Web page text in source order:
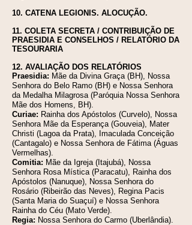
10. CATENA LEGIONIS. ALOCUÇÃO.
11. COLETA SECRETA / CONTRIBUIÇÃO DE
PRAESIDIA E CONSELHOS / RELATÓRIO DA
TESOURARIA
12. AVALIAÇÃO DOS RELATÓRIOS
Praesidia: Mãe da Divina Graça (BH), Nossa
Senhora do Belo Ramo (BH) e Nossa Senhora
da Medalha Milagrosa (Paróquia Nossa Senhora
Mãe dos Homens, BH).
Curiae: Rainha dos Apóstolos (Curvelo), Nossa
Senhora Mãe da Esperança (Gouveia), Mater
Christi (Lagoa da Prata), Imaculada Conceição
(Cantagalo) e Nossa Senhora de Fátima (Águas
Vermelhas).
Comitia: Mãe da Igreja (Itajubá), Nossa
Senhora Rosa Mística (Paracatu), Rainha dos
Apóstolos (Nanuque), Nossa Senhora do
Rosário (Ribeirão das Neves), Regina Pacis
(Santa Maria do Suaçuí) e Nossa Senhora
Rainha do Céu (Mato Verde).
Regia: Nossa Senhora do Carmo (Uberlândia).